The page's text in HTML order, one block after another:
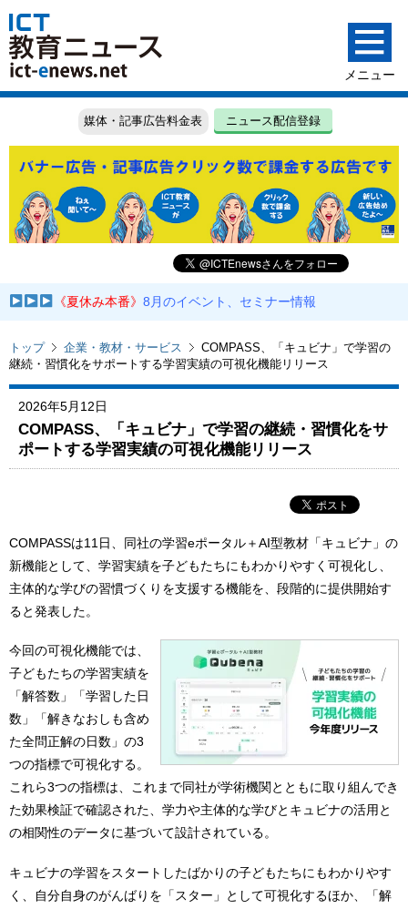
媒体・記事広告料金表 ニュース配信登録
《夏休み本番》8月のイベント、セミナー情報
トップ 企業・教材・サービス
COMPASS、「キュビナ」で学習の
継続・習慣化をサポートする学習実績の可視化機能リリース
2026年5月12日
COMPASS、「キュビナ」で学習の継続・習慣化をサ
ポートする学習実績の可視化機能リリース
COMPASSは11日、同社の学習eポータル＋AI型教材「キュビナ」の
新機能として、学習実績を子どもたちにもわかりやすく可視化し、
主体的な学びの習慣づくりを支援する機能を、段階的に提供開始す
ると発表した。
今回の可視化機能では、
子どもたちの学習実績を
「解答数」「学習した日
数」「解きなおしも含め
た全問正解の日数」の3
つの指標で可視化する。
これら3つの指標は、これまで同社が学術機関とともに取り組んでき
た効果検証で確認された、学力や主体的な学びとキュビナの活用と
の相関性のデータに基づいて設計されている。
キュビナの学習をスタートしたばかりの子どもたちにもわかりやす
く、自分自身のがんばりを「スター」として可視化するほか、「解